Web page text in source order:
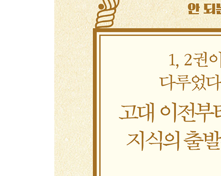
논어의 내용- 인간 사이의 실천 덕목
공자 이후- 유학의 발전
공자와 노자의 차이- 혼란을 멈추는 방법
외래 종교의 유입- 불교의 등장
신유학의 세계관- 일원론으로의 귀결
5. 불교 : 자아의 실체
역사적 배경- 불교는 어떻게 아시아에 영향을 미쳤
싯다르타의 생애와 사상- 출가와 깨달음
붓다의 가르침- 고통의 원인과 해결
불교와 베다의 차이- 고정된 자아는 있는가, 없는가
붓다 이후의 불교- 계승과 분열
불교 외연의 확장- 소승불교와 대승불교